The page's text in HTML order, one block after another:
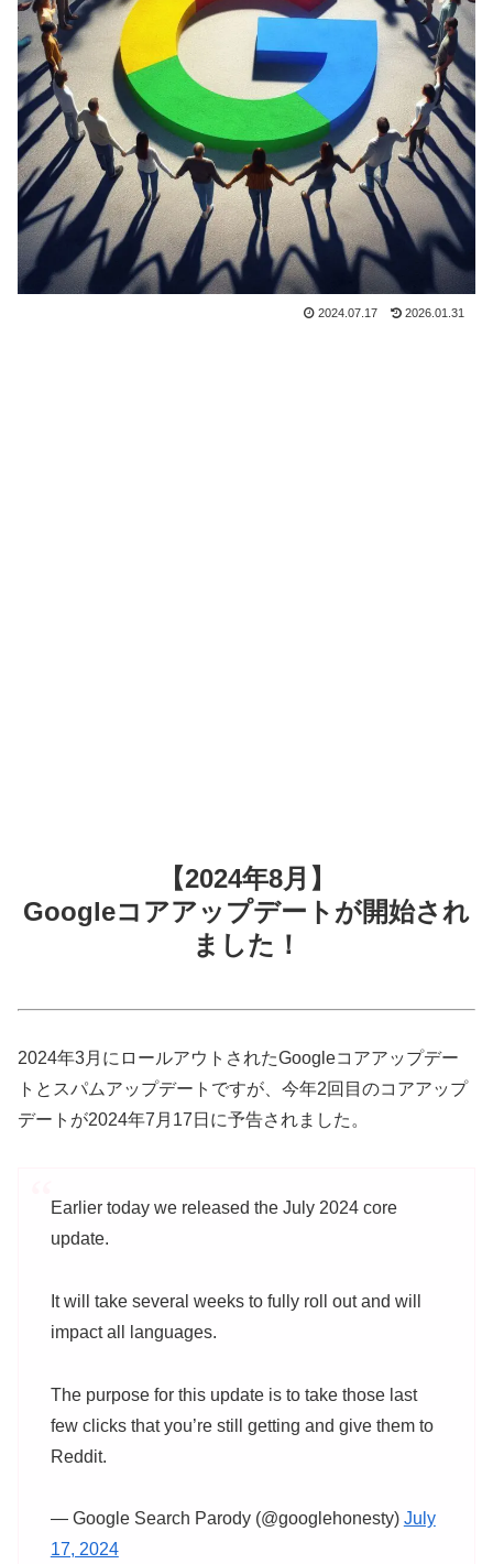
2024.07.17 2026.01.31
【2024年8月】
Googleコアアップデートが開始され
ました！
2024年3月にロールアウトされたGoogleコアアップデー
トとスパムアップデートですが、今年2回目のコアアップ
デートが2024年7月17日に予告されました。
Earlier today we released the July 2024 core
update.
It will take several weeks to fully roll out and will
impact all languages.
The purpose for this update is to take those last
few clicks that you’re still getting and give them to
Reddit.
— Google Search Parody (@googlehonesty) July
17, 2024